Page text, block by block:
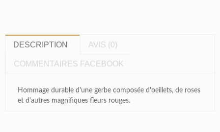
DESCRIPTION AVIS (0)
COMMENTAIRES FACEBOOK
Hommage durable d'une gerbe composée d'oeillets, de roses
et d'autres magnifiques fleurs rouges.